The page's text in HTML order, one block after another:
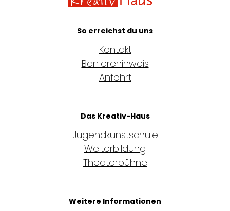
So erreichst du uns
Kontakt
Barrierehinweis
Anfahrt
Das Kreativ-Haus
Jugendkunstschule
Weiterbildung
Theaterbühne
Weitere Informationen